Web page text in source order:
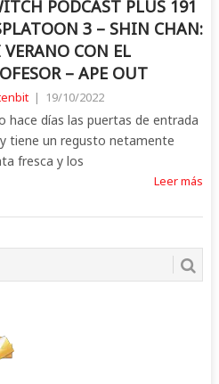
PODCAST PLUS 191
3 – SHIN CHAN:
CON EL
– APE OUT
| 19/10/2022
hace días las puertas de entrada
tiene un regusto netamente
fresca y los
Leer más